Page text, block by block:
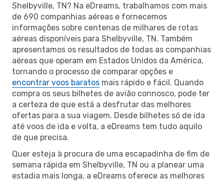
Shelbyville, TN? Na eDreams, trabalhamos com mais
de 690 companhias aéreas e fornecemos
informações sobre centenas de milhares de rotas
aéreas disponíveis para Shelbyville, TN. Também
apresentamos os resultados de todas as companhias
aéreas que operam em Estados Unidos da América,
tornando o processo de comparar opções e
encontrar voos baratos mais rápido e fácil. Quando
compra os seus bilhetes de avião connosco, pode ter
a certeza de que está a desfrutar das melhores
ofertas para a sua viagem. Desde bilhetes só de ida
até voos de ida e volta, a eDreams tem tudo aquilo
de que precisa.
Quer esteja à procura de uma escapadinha de fim de
semana rápida em Shelbyville, TN ou a planear uma
estadia mais longa, a eDreams oferece as melhores